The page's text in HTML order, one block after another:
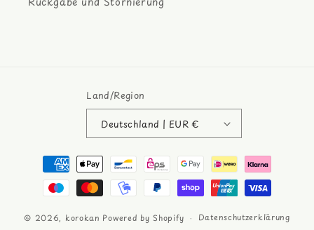
Land/Region
Deutschland | EUR €
Zahlungsmethoden
© 2026, korokan Powered by Shopify Datenschutzerklärung